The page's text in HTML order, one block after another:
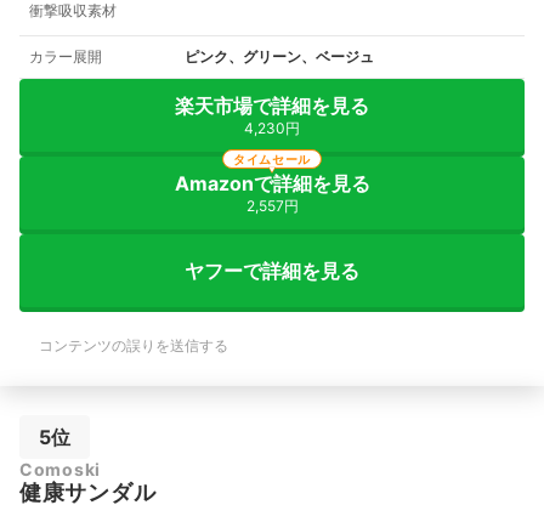
衝撃吸収素材
カラー展開 ピンク、グリーン、ベージュ
楽天市場で詳細を見る
4,230円
Amazonで詳細を見る
2,557円
タイムセール
ヤフーで詳細を見る
コンテンツの誤りを送信する
5位
Comoski
健康サンダル